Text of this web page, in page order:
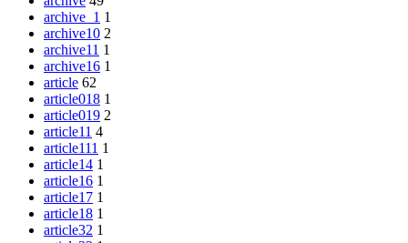
archive_1 1
archive10 2
archive11 1
archive16 1
article 62
article018 1
article019 2
article11 4
article111 1
article14 1
article16 1
article17 1
article18 1
article32 1